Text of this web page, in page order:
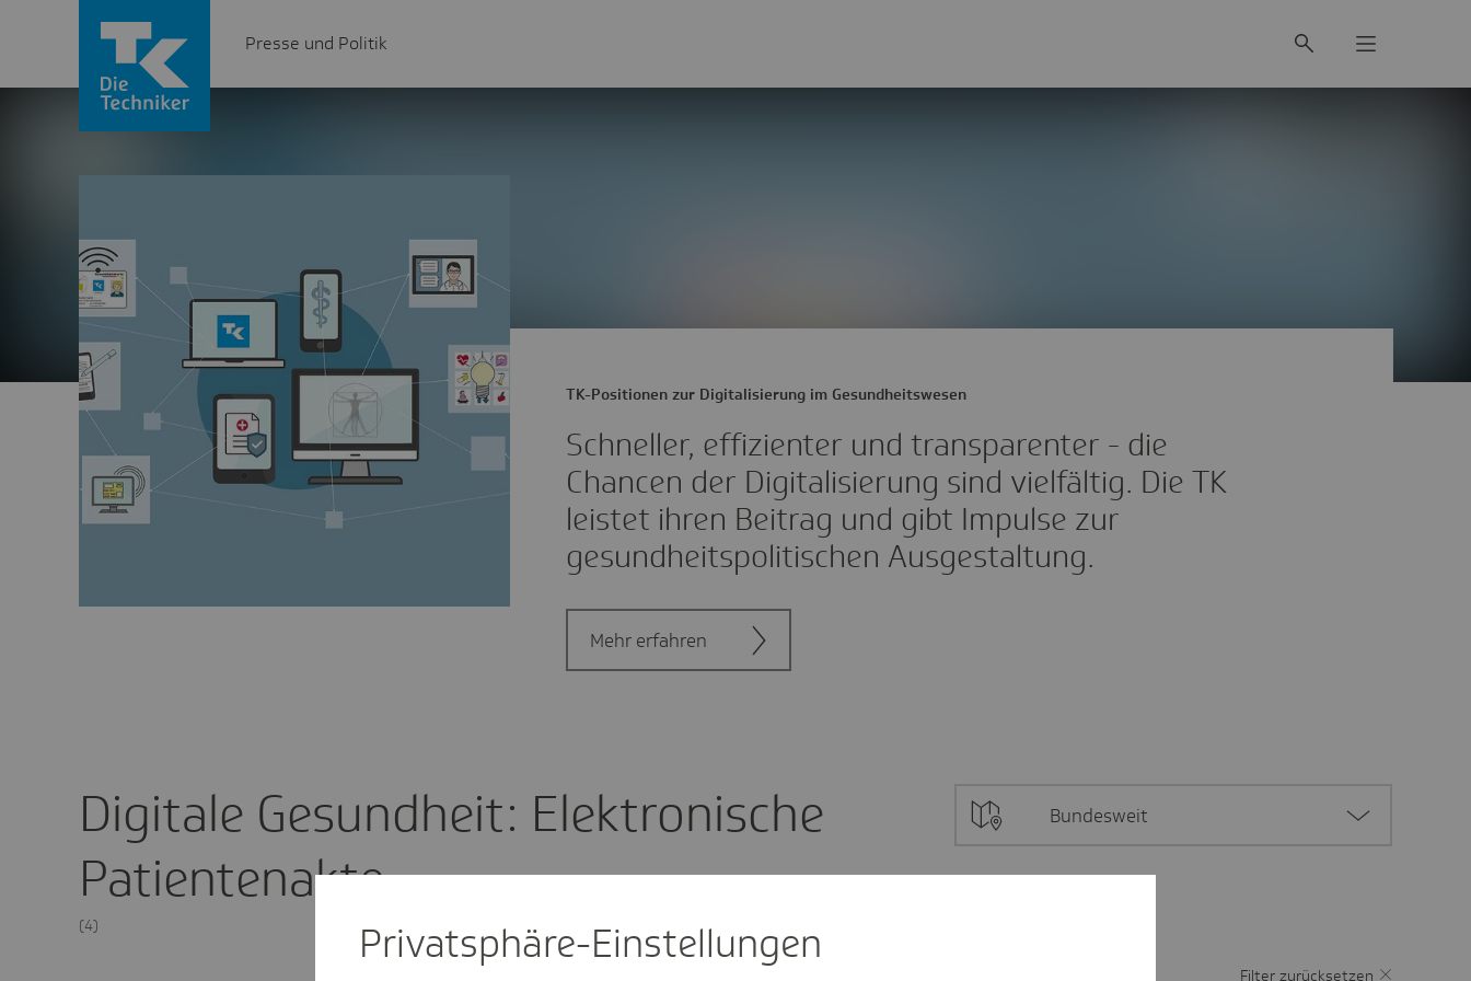
Presse und Politik
Schneller, effizienter und transparenter - die
Chancen der Digitalisierung sind vielfältig. Die TK
leistet ihren Beitrag und gibt Impulse zur
gesundheitspolitischen Ausgestaltung.
TK-Positionen zur Digitalisierung im Gesundheitswesen
Mehr erfahren
Digitale Gesundheit: Elektronische
Patientenakte
(4)
Filter zurücksetzen
Bundesweit
Privat­sphäre-Einstel­lungen